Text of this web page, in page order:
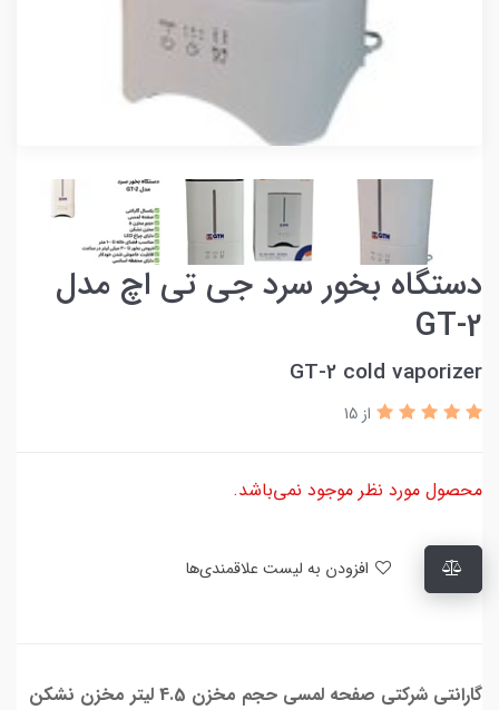
دستگاه بخور سرد جی تی اچ مدل
GT-2
GT-2 cold vaporizer
از 15
محصول مورد نظر موجود نمی‌باشد.
گارانتی شرکتی صفحه لمسی حجم مخزن 4.5 لیتر مخزن نشکن